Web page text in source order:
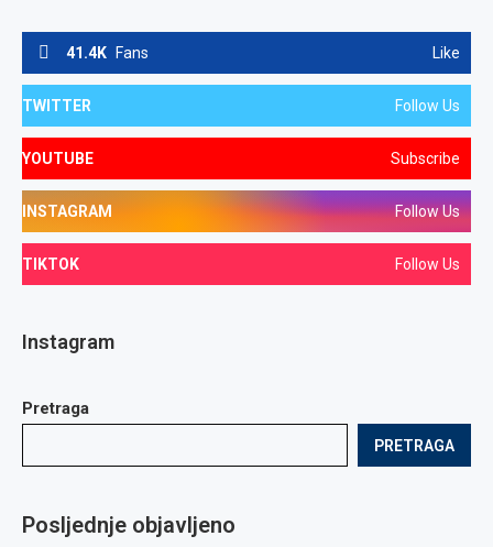
41.4K Fans Like
TWITTER Follow Us
YOUTUBE Subscribe
INSTAGRAM Follow Us
TIKTOK Follow Us
Instagram
Pretraga
PRETRAGA
Posljednje objavljeno